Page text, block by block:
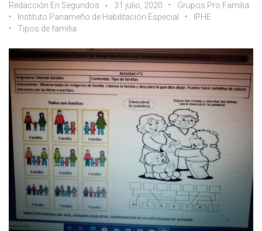
Redacción En Segundos 31 julio, 2020
Grupos Pro Familia
Instituto Panameño de Habilitación Especial
IPHE
Tipos de familia